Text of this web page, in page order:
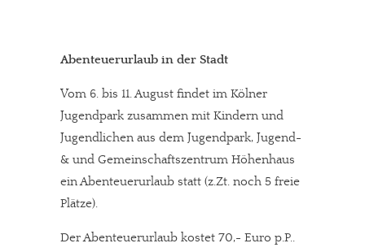
Abenteuerurlaub in der Stadt
Vom 6. bis 11. August findet im Kölner
Jugendpark zusammen mit Kindern und
Jugendlichen aus dem Jugendpark, Jugend-
& und Gemeinschaftszentrum Höhenhaus
ein Abenteuerurlaub statt (z.Zt. noch 5 freie
Plätze).
Der Abenteuerurlaub kostet 70,- Euro p.P..